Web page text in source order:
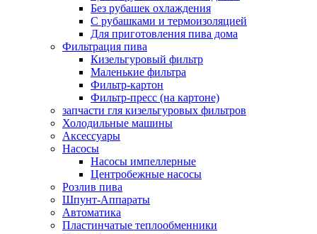
Без рубашек охлаждения
С рубашками и термоизоляцией
Для приготовления пива дома
Фильтрация пива
Кизельгуровый фильтр
Маленькие фильтра
Фильтр-картон
Фильтр-пресс (на картоне)
запчасти гля кизельгуровых фильтров
Холодильные машины
Аксессуары
Насосы
Насосы импеллерные
Центробежные насосы
Розлив пива
Шпунт-Аппараты
Автоматика
Пластинчатые теплообменники